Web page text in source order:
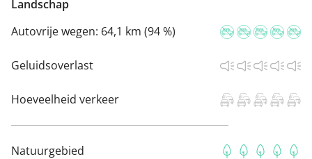
Landschap
Autovrije wegen: 64,1 km (94 %)
Geluidsoverlast
Hoeveelheid verkeer
Natuurgebied